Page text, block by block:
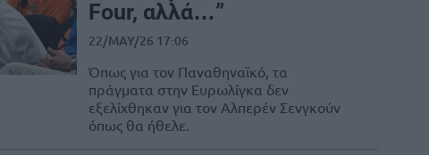
Four, αλλά…”
22/MAY/26 17:06
Όπως για τον Παναθηναϊκό, τα
πράγματα στην Ευρωλίγκα δεν
εξελίχθηκαν για τον Αλπερέν Σενγκούν
όπως θα ήθελε.